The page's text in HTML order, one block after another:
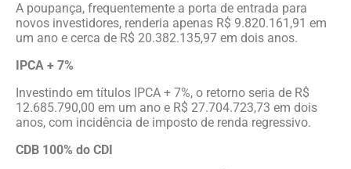
A poupança, frequentemente a porta de entrada para
novos investidores, renderia apenas R$ 9.820.161,91 em
um ano e cerca de R$ 20.382.135,97 em dois anos.
IPCA + 7%
Investindo em títulos IPCA + 7%, o retorno seria de R$
12.685.790,00 em um ano e R$ 27.704.723,73 em dois
anos, com incidência de imposto de renda regressivo.
CDB 100% do CDI